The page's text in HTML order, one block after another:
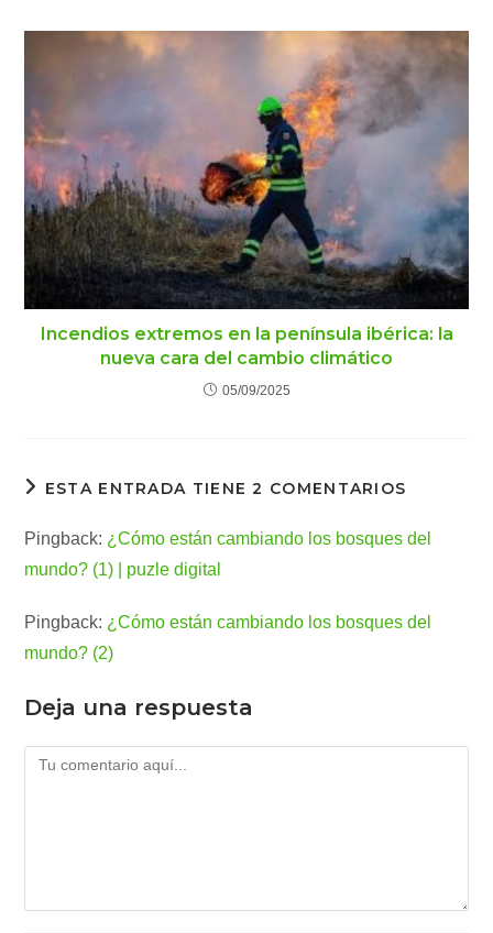
Incendios extremos en la península ibérica: la
nueva cara del cambio climático
05/09/2025
ESTA ENTRADA TIENE 2 COMENTARIOS
Pingback: ¿Cómo están cambiando los bosques del
mundo? (1) | puzle digital
Pingback: ¿Cómo están cambiando los bosques del
mundo? (2)
Deja una respuesta
Comentario